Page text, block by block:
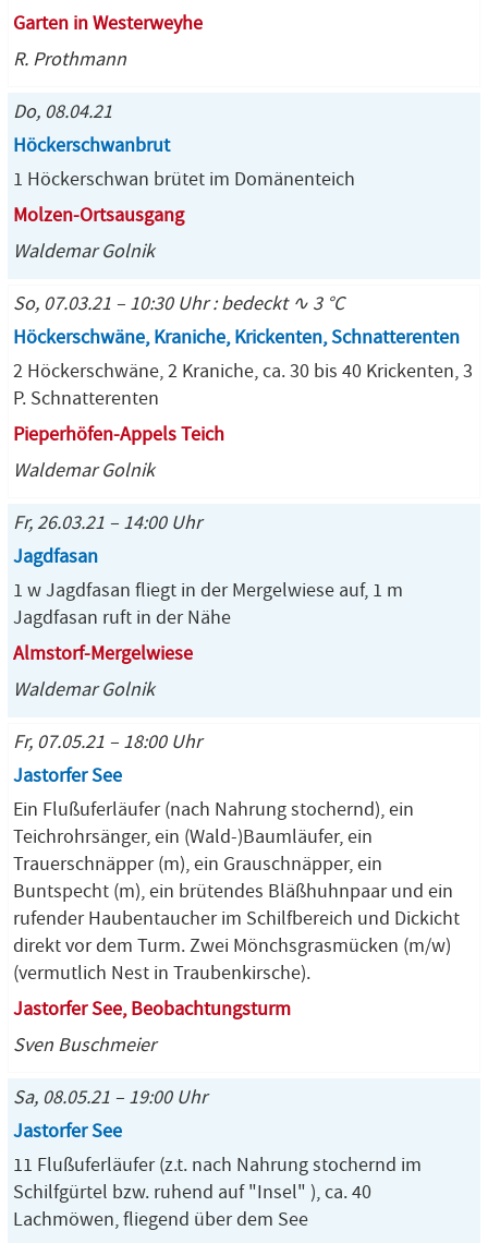
Garten in Westerweyhe
R. Prothmann
Do, 08.04.21
Höckerschwanbrut
1 Höckerschwan brütet im Domänenteich
Molzen-Ortsausgang
Waldemar Golnik
So, 07.03.21 – 10:30 Uhr : bedeckt ∿ 3 °C
Höckerschwäne, Kraniche, Krickenten, Schnatterenten
2 Höckerschwäne, 2 Kraniche, ca. 30 bis 40 Krickenten, 3
P. Schnatterenten
Pieperhöfen-Appels Teich
Waldemar Golnik
Fr, 26.03.21 – 14:00 Uhr
Jagdfasan
1 w Jagdfasan fliegt in der Mergelwiese auf, 1 m
Jagdfasan ruft in der Nähe
Almstorf-Mergelwiese
Waldemar Golnik
Fr, 07.05.21 – 18:00 Uhr
Jastorfer See
Ein Flußuferläufer (nach Nahrung stochernd), ein
Teichrohrsänger, ein (Wald-)Baumläufer, ein
Trauerschnäpper (m), ein Grauschnäpper, ein
Buntspecht (m), ein brütendes Bläßhuhnpaar und ein
rufender Haubentaucher im Schilfbereich und Dickicht
direkt vor dem Turm. Zwei Mönchsgrasmücken (m/w)
(vermutlich Nest in Traubenkirsche).
Jastorfer See, Beobachtungsturm
Sven Buschmeier
Sa, 08.05.21 – 19:00 Uhr
Jastorfer See
11 Flußuferläufer (z.t. nach Nahrung stochernd im
Schilfgürtel bzw. ruhend auf "Insel" ), ca. 40
Lachmöwen, fliegend über dem See